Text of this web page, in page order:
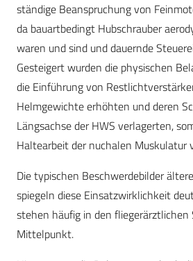
ständige Beanspruchung von
da bauartbedingt Hubschrauber
waren und sind und dauernde
Gesteigert wurden die physischen
die Einführung von
Helmgewichte erhöhten und deren
Längsachse der HWS verlagerten,
Haltearbeit der nuchalen Muskulatur
Die typischen Beschwerdebilder
spiegeln diese Einsatzwirklichkeit
stehen häufig in den fliegerärztlichen
Mittelpunkt.